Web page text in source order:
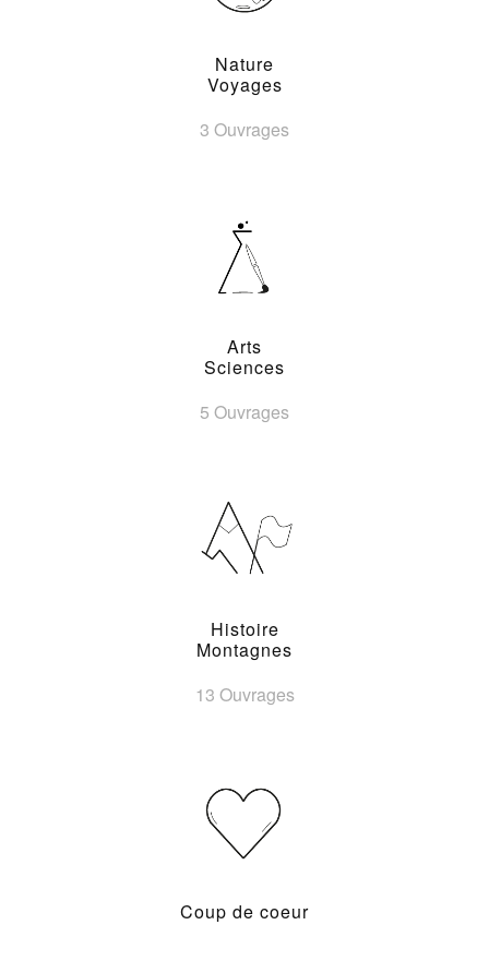
Nature
Voyages
3 Ouvrages
Arts
Sciences
5 Ouvrages
Histoire
Montagnes
13 Ouvrages
Coup de coeur